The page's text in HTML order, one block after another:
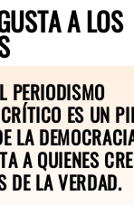
A LOS
PERIODISMO
ES UN
LA
A QUIENES
DE LA VERDAD.